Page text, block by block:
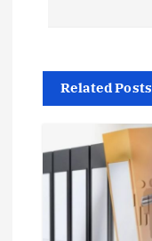
я
Related Posts